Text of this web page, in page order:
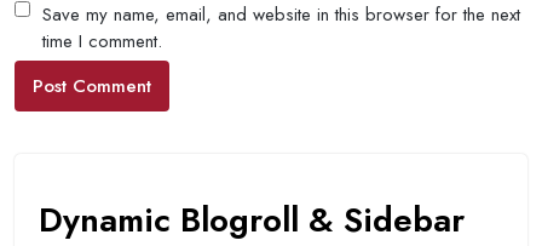
Save my name, email, and website in this browser for the next
time I comment.
Dynamic Blogroll & Sidebar